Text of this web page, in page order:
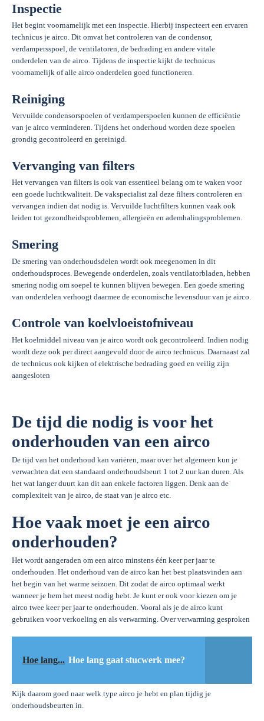
Inspectie
Het begint voornamelijk met een inspectie. Hierbij inspecteert een ervaren
technicus je airco. Dit omvat het controleren van de condensor,
verdampersspoel, de ventilatoren, de bedrading en andere vitale
onderdelen van de airco. Tijdens de inspectie kijkt de technicus
voornamelijk of alle airco onderdelen goed functioneren.
Reiniging
Vervuilde condensorspoelen of verdamperspoelen kunnen de efficiëntie
van je airco verminderen. Tijdens het onderhoud worden deze spoelen
grondig gecontroleerd en gereinigd.
Vervanging van filters
Het vervangen van filters is ook van essentieel belang om te waken voor
een goede luchtkwaliteit. De vakspecialist zal deze filters controleren en
vervangen indien dat nodig is. Vervuilde luchtfilters kunnen vaak ook
leiden tot gezondheidsproblemen, allergieën en ademhalingsproblemen.
Smering
De smering van onderhoudsdelen wordt ook meegenomen in dit
onderhoudsproces. Bewegende onderdelen, zoals ventilatorbladen, hebben
smering nodig om soepel te kunnen blijven bewegen. Een goede smering
van onderdelen verhoogt daarmee de economische levensduur van je airco.
Controle van koelvloeistofniveau
Het koelmiddel niveau van je airco wordt ook gecontroleerd. Indien nodig
wordt deze ook per direct aangevuld door de airco technicus. Daarnaast zal
de technicus ook kijken of elektrische bedrading goed en veilig zijn
aangesloten
De tijd die nodig is voor het
onderhouden van een airco
De tijd van het onderhoud kan variëren, maar over het algemeen kun je
verwachten dat een standaard onderhoudsbeurt 1 tot 2 uur kan duren. Als
het wat langer duurt kan dit aan enkele factoren liggen. Denk aan de
complexiteit van je airco, de staat van je airco etc.
Hoe vaak moet je een airco
onderhouden?
Het wordt aangeraden om een airco minstens één keer per jaar te
onderhouden. Het onderhoud van de airco kan het best plaatsvinden aan
het begin van het warme seizoen. Dit zodat de airco optimaal werkt
wanneer je hem het meest nodig hebt. Je kunt er ook voor kiezen om je
airco twee keer per jaar te onderhouden. Vooral als je de airco kunt
gebruiken voor verkoeling en als verwarming. Over verwarming gesproken
Hoe lang... Hoe lang gaat stucwerk mee?
Kijk daarom goed naar welk type airco je hebt en plan tijdig je
onderhoudsbeurten in.